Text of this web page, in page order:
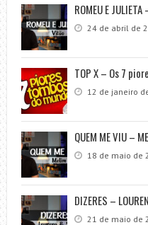
ROMEU E
24 de abril de
TOP X – Os 7
12 de janeiro
QUEM ME VIU –
18 de maio de
DIZERES –
21 de maio de